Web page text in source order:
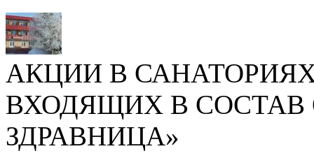
АКЦИИ В
ВХОДЯЩИХ В СОСТАВ
ЗДРАВНИЦА»